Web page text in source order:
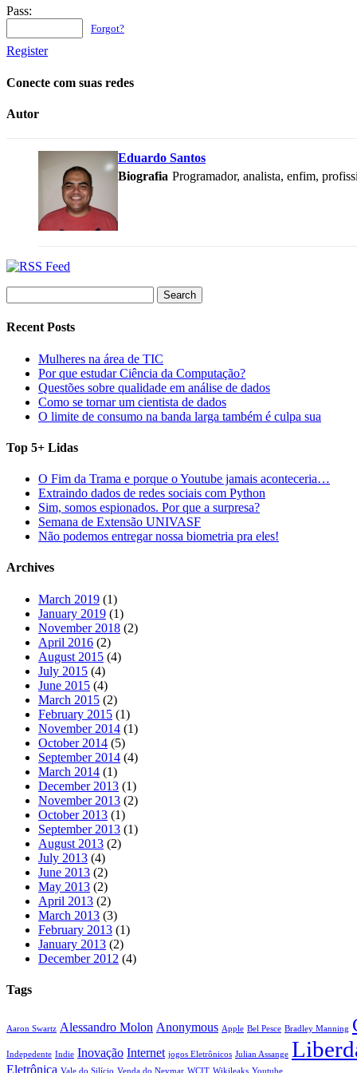
Pass:
Forgot?
Register
Conecte com suas redes
Autor
Eduardo Santos
Biografia Programador, analista, enfim,
for:
Recent Posts
Mulheres na área de TIC
Por que estudar Ciência da Computação?
Questões sobre qualidade em análise de dados
Como se tornar um cientista de dados
O limite de consumo na banda larga também é culpa sua
Top 5+ Lidas
O Fim da Trama e porque o Youtube jamais aconteceria…
Extraindo dados de redes sociais com Python
Sim, somos espionados. Por que a surpresa?
Semana de Extensão UNIVASF
Não podemos entregar nossa biometria pra eles!
Archives
March 2019 (1)
January 2019 (1)
November 2018 (2)
April 2016 (2)
August 2015 (4)
July 2015 (4)
June 2015 (4)
March 2015 (2)
February 2015 (1)
November 2014 (1)
October 2014 (5)
September 2014 (4)
March 2014 (1)
December 2013 (1)
November 2013 (2)
October 2013 (1)
September 2013 (1)
August 2013 (2)
July 2013 (4)
June 2013 (2)
May 2013 (2)
April 2013 (2)
March 2013 (3)
February 2013 (1)
January 2013 (2)
December 2012 (4)
Tags
Aaron Swartz Alessandro Molon Anonymous Apple Bel Pesce Bradley Manning
Indepedente Indie Inovação Internet jogos Eletrônicos Julian Assange
Eletrônica Vale do Silício Venda do Neymar WCIT Wikileaks Youtube